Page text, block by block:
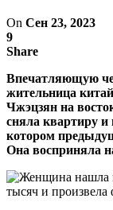
On Сен 23, 2023
9
Share
Впечатляющую
жительница
Чжэцзян на
сняла квартиру
котором
Она восприняла